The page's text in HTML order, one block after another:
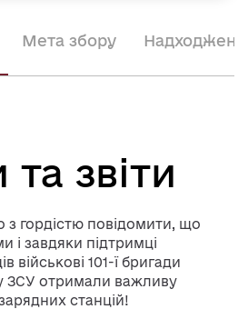
Мета збору
звіти
гордістю повідомити, що
і завдяки підтримці
військові 101-ї бригади
ЗСУ отримали важливу
станцій!